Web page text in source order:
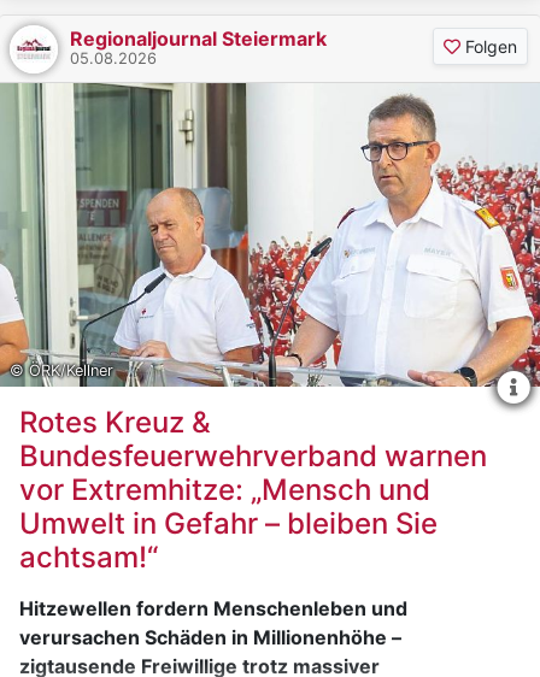
wird angezeigt.
Regionaljournal Steiermark
05.08.2026
Folgen
© ÖRK/Kellner
Rotes Kreuz &
Bundesfeuerwehrverband warnen
vor Extremhitze: „Mensch und
Umwelt in Gefahr – bleiben Sie
achtsam!“
Hitzewellen fordern Menschenleben und
verursachen Schäden in Millionenhöhe –
zigtausende Freiwillige trotz massiver